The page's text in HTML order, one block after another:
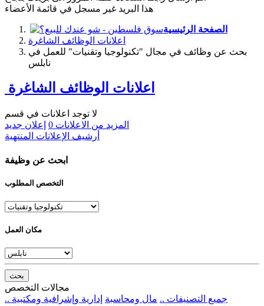
هذا البريد غير مسجل في قائمة الأعضاء
الصفحة الرئيسية
اعلانات الوظائف الشاغرة
بحث عن وظائف في مجال "تكنولوجيا وتقنيات" للعمل في
نابلس
اعلانات الوظائف الشاغرة
لا توجد اعلانات في قسم
المزيد من الاعلانات 0 إعلان جديد
أرشيف الإعلانات المنتهية
ابحث عن وظيفة
التخصص المطلوب
مكان العمل
بحث
مجالات التخصص
.. جميع التصنيفات .. مال ومحاسبة إدارية وإشرافية ومكتبية